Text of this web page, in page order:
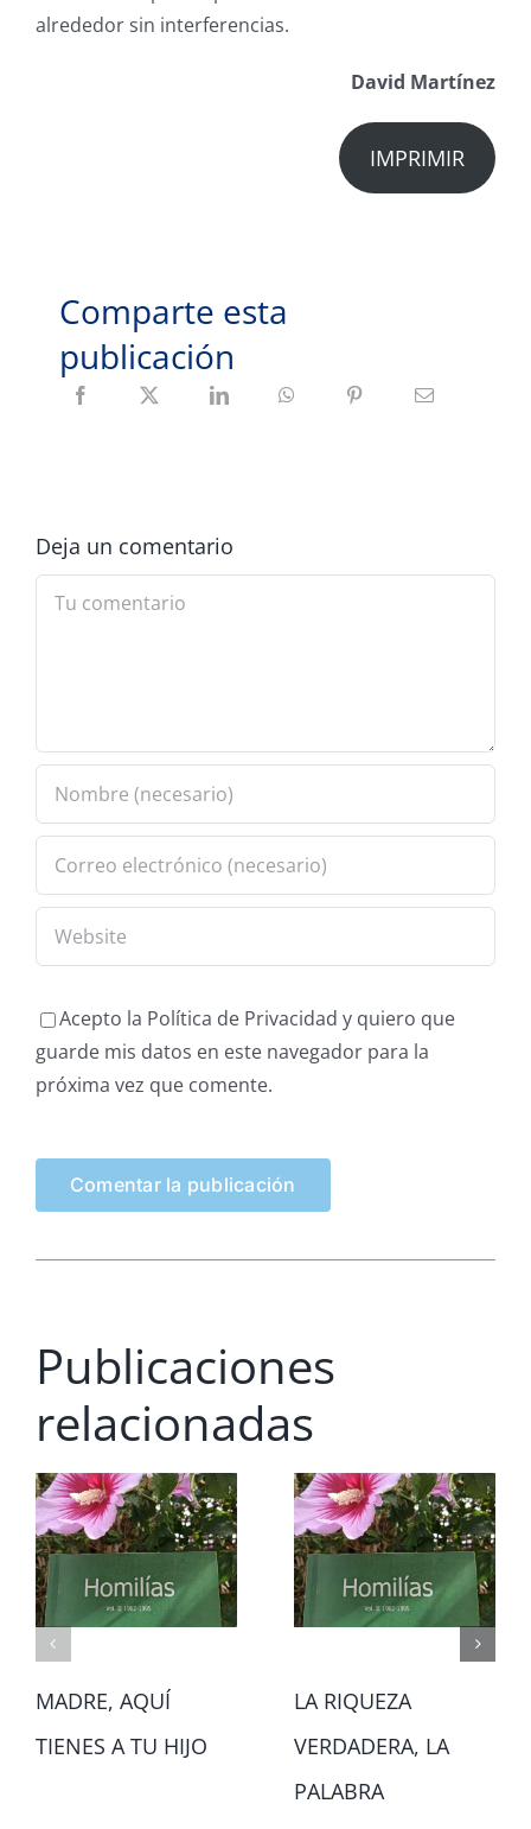
alrededor sin interferencias.
David Martínez
IMPRIMIR
Comparte esta
publicación
Deja un comentario
Comment
Acepto la Política de Privacidad y quiero que
guarde mis datos en este navegador para la
próxima vez que comente.
Publicaciones
relacionadas
MADRE, AQUÍ
TIENES A TU HIJO
LA RIQUEZA
VERDADERA, LA
PALABRA